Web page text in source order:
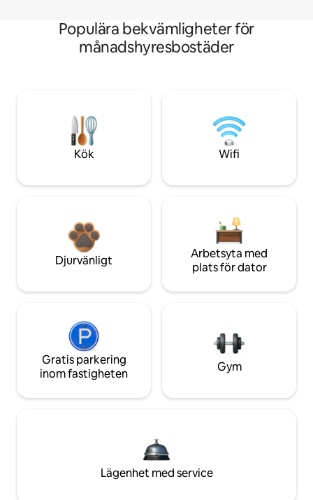
Populära bekvämligheter för
månadshyresbostäder
Kök Wifi
Djurvänligt
Arbetsyta med
plats för dator
Gratis parkering
inom fastigheten
Gym
Lägenhet med service